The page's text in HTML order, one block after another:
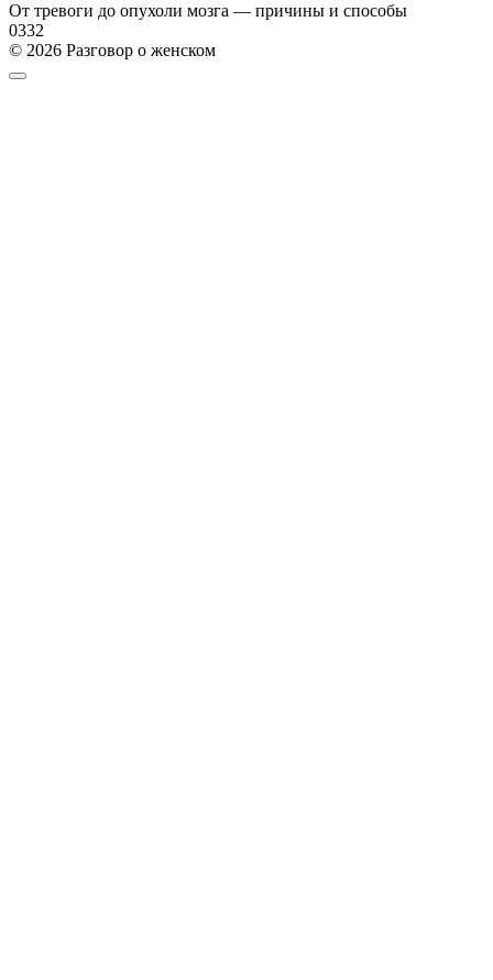
От тревоги до опухоли мозга — причины и способы
0332
© 2026 Разговор о женском